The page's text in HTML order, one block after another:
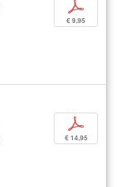
p
€ 9,95
p
€ 14,95